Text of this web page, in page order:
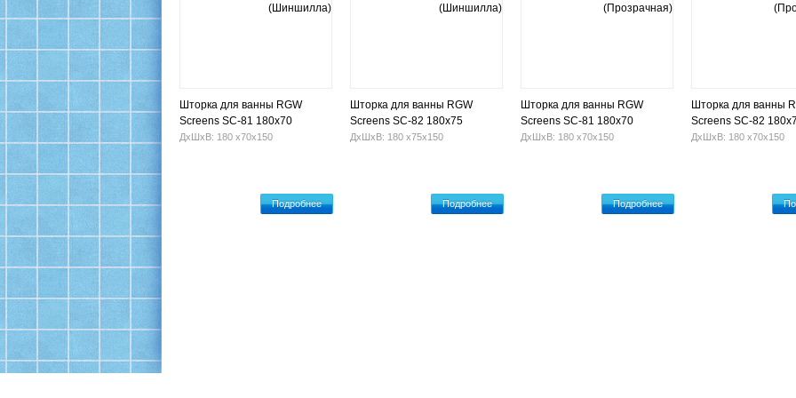
Шторка для ванны RGW
Screens SC-81 180х70
(Шиншилла)
ДхШхВ: 180 х70х150
Подробнее
Шторка для ванны RGW
Screens SC-82 180х75
(Шиншилла)
ДхШхВ: 180 х75х150
Подробнее
Шторка для ванны RGW
Screens SC-81 180х70
(Прозрачная)
ДхШхВ: 180 х70х150
Подробнее
Шторка для ванны
Screens SC-82
(Прозрачная)
ДхШхВ: 180 х70х150